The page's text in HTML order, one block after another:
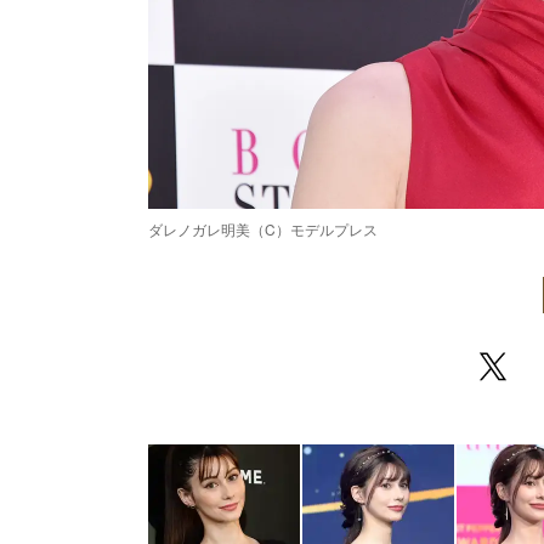
ダレノガレ明美（C）モデルプレス